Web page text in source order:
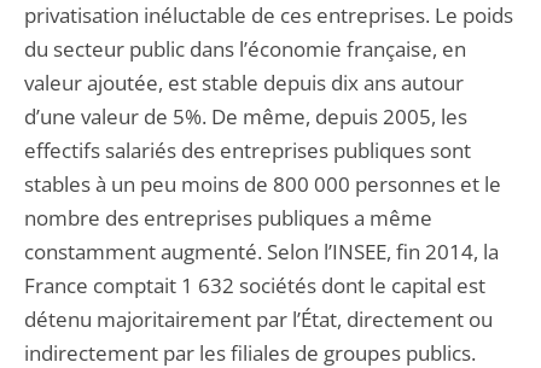
privatisation inéluctable de ces entreprises. Le poids
du secteur public dans l’économie française, en
valeur ajoutée, est stable depuis dix ans autour
d’une valeur de 5%. De même, depuis 2005, les
effectifs salariés des entreprises publiques sont
stables à un peu moins de 800 000 personnes et le
nombre des entreprises publiques a même
constamment augmenté. Selon l’INSEE, fin 2014, la
France comptait 1 632 sociétés dont le capital est
détenu majoritairement par l’État, directement ou
indirectement par les filiales de groupes publics.